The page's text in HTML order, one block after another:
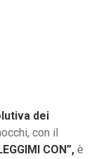
dei
con il
CON”, è